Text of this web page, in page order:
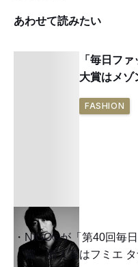
あわせて読みたい
「毎日フ
大賞はメゾ
FASHION
NIGO®が「第40回毎
賞 新人賞はフミエ タ